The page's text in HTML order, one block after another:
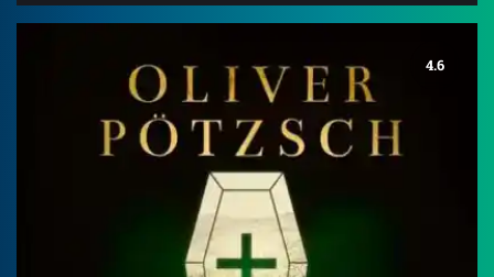
4.6